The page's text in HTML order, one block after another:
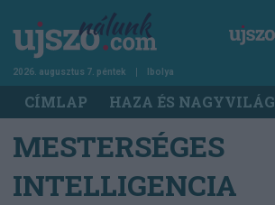
tartalomra
2026. augusztus 7. péntek Ibolya
Main
navigation
CÍMLAP HAZA ÉS NAGYVILÁG
MESTERSÉGES
INTELLIGENCIA